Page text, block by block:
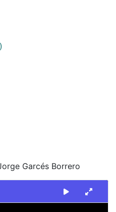
Garcés Borrero